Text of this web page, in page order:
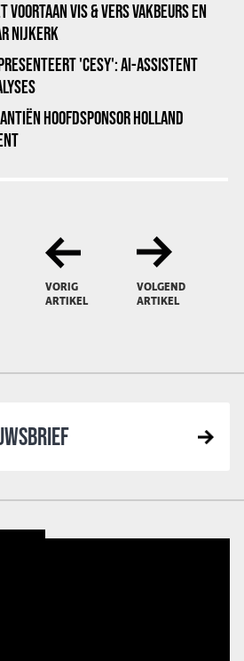
VOORTAAN VIS & VERS VAKBEURS EN
NIJKERK
'CESY': AI-ASSISTENT
HOOFDSPONSOR HOLLAND
VORIG
ARTIKEL
VOLGEND
ARTIKEL